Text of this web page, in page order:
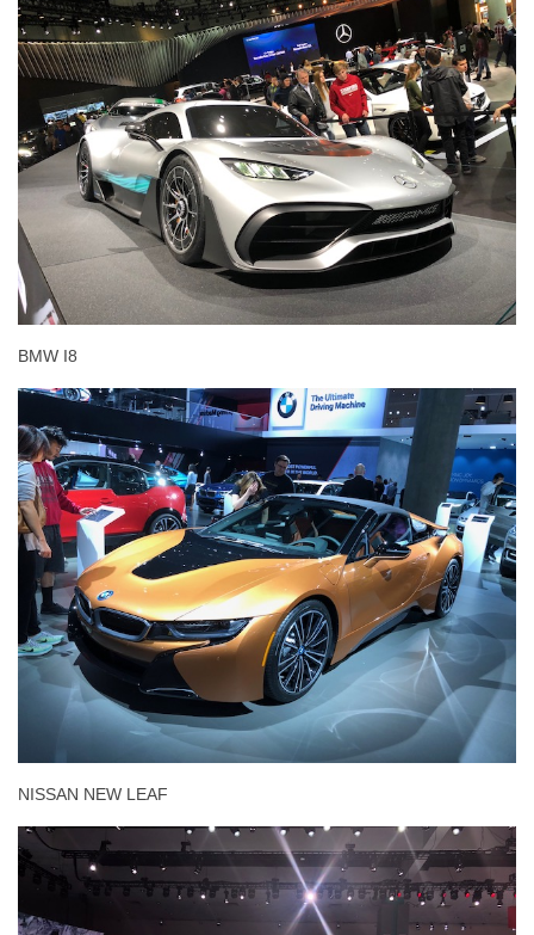
BMW I8
NISSAN NEW LEAF